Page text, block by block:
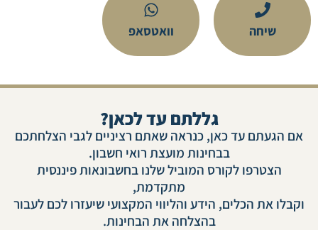
שיחה וואטסאפ
גללתם עד לכאן?
אם הגעתם עד כאן, כנראה שאתם רציניים לגבי הצלחתכם
בבחינות מועצת רואי חשבון.
הצטרפו לקורס המוביל שלנו בחשבונאות פיננסית
מתקדמת,
וקבלו את הכלים, הידע והליווי המקצועי שיעזרו לכם לעבור
בהצלחה את הבחינות.